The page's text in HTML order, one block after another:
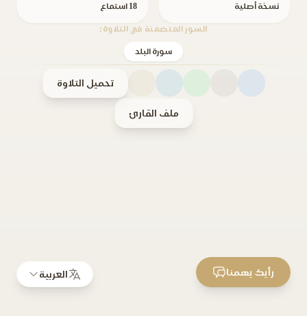
نسخة أصلية 18 استماع
السور المتضمنة في التلاوة:
سورة البلد
تحميل التلاوة
ملف القارئ
العربية رأيك يهمنا